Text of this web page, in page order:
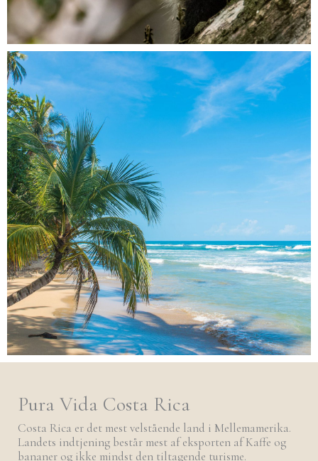
Pura Vida Costa Rica
Costa Rica er det mest velstående land i Mellemamerika.
Landets indtjening består mest af eksporten af Kaffe og
bananer og ikke mindst den tiltagende turisme.